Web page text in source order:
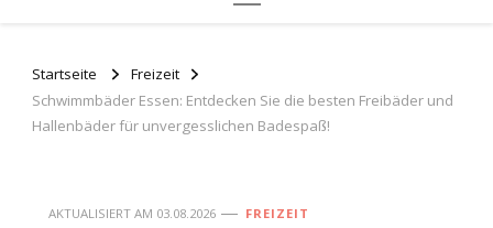
Startseite
Freizeit
Schwimmbäder Essen: Entdecken Sie die besten Freibäder und
Hallenbäder für unvergesslichen Badespaß!
AKTUALISIERT AM 03.08.2026 FREIZEIT